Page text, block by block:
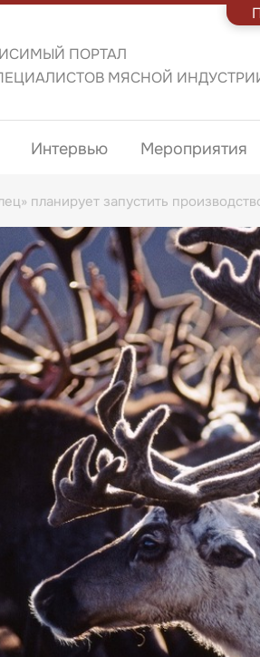
ПОРТАЛ
МЯСНОЙ
Интервью Мероприятия
планирует запустить